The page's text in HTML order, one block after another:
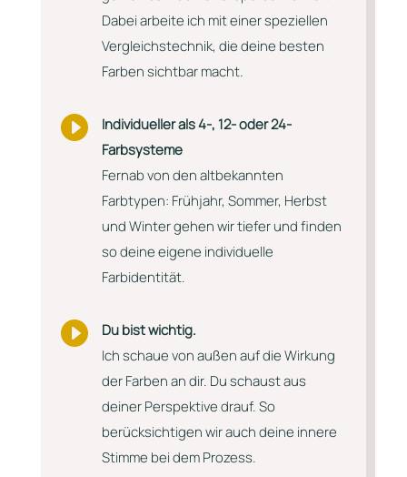
Dabei arbeite ich mit einer speziellen
Vergleichstechnik, die deine besten
Farben sichtbar macht.

Individueller als 4-, 12- oder 24-
Farbsysteme
Fernab von den altbekannten
Farbtypen: Frühjahr, Sommer, Herbst
und Winter gehen wir tiefer und finden
so deine eigene individuelle
Farbidentität.

Du bist wichtig.
Ich schaue von außen auf die Wirkung
der Farben an dir. Du schaust aus
deiner Perspektive drauf. So
berücksichtigen wir auch deine innere
Stimme bei dem Prozess.